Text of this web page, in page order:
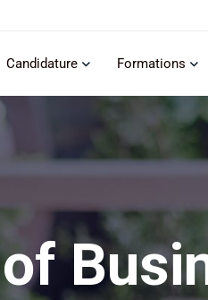
Candidature Formations